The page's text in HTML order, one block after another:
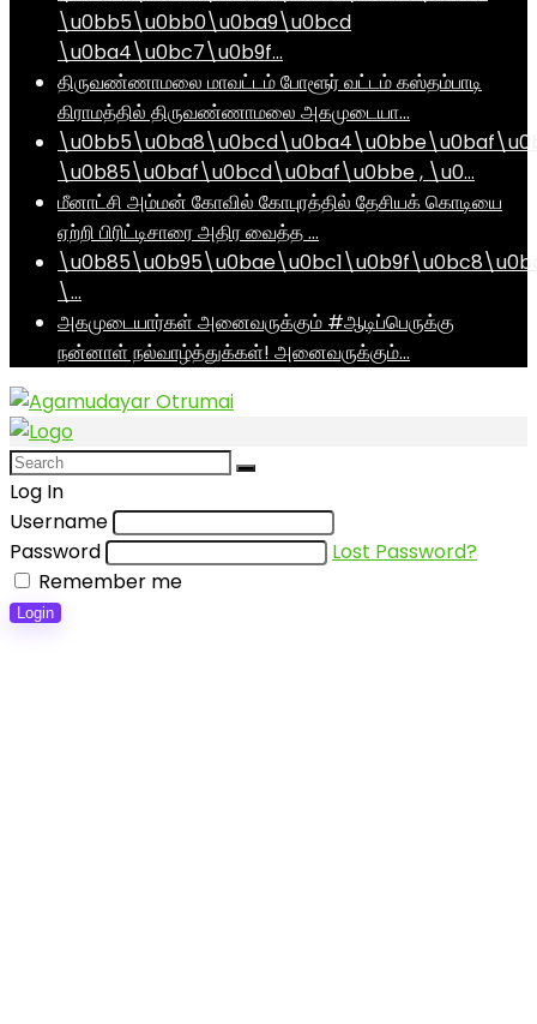
\u0bb5\u0bb0\u0ba9\u0bcd
\u0ba4\u0bc7\u0b9f…
திருவண்ணாமலை மாவட்டம் போளூர் வட்டம் கஸ்தம்பாடி
கிராமத்தில் திருவண்ணாமலை அகமுடையா…
\u0b85\u0baf\u0bcd\u0baf\u0bbe , \u0…
மீனாட்சி அம்மன் கோவில் கோபுரத்தில் தேசியக் கொடியை
ஏற்றி பிரிட்டிசாரை அதிர வைத்த …
\…
அகமுடையார்கள் அனைவருக்கும் #ஆடிப்பெருக்கு
நன்னாள் நல்வாழ்த்துக்கள்! அனைவருக்கும்…
Log In
Username
Password
Lost Password?
Remember me
Login